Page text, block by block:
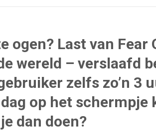
ogen? Last van Fear
wereld – verslaafd
zelfs zo’n 3
op het
dan doen?